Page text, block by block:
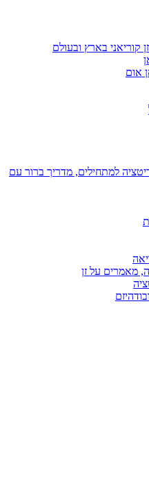
קוריאני בארץ ובעולם
אום
למתחילים, מדריך ברור עם
מאמרים על זן